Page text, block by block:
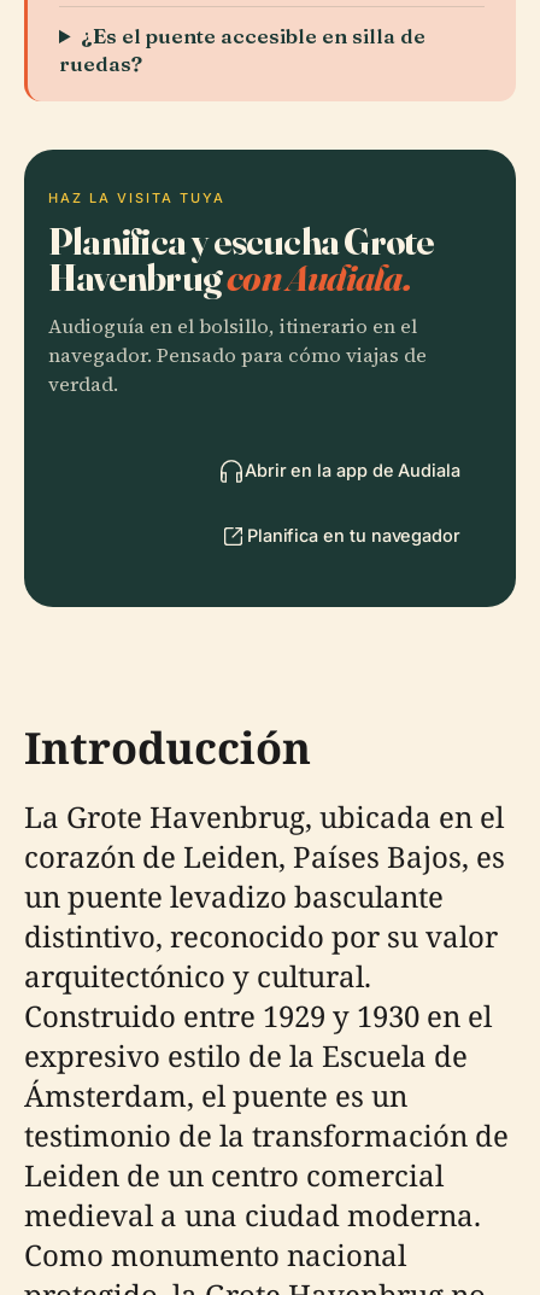
¿Es el puente accesible en silla de
ruedas?
HAZ LA VISITA TUYA
Planifica y escucha Grote
Havenbrugcon Audiala.
Audioguía en el bolsillo, itinerario en el
navegador. Pensado para cómo viajas de
verdad.
Abrir en la app de Audiala
Planifica en tu navegador
Introducción
La Grote Havenbrug, ubicada en el
corazón de Leiden, Países Bajos, es
un puente levadizo basculante
distintivo, reconocido por su valor
arquitectónico y cultural.
Construido entre 1929 y 1930 en el
expresivo estilo de la Escuela de
Ámsterdam, el puente es un
testimonio de la transformación de
Leiden de un centro comercial
medieval a una ciudad moderna.
Como monumento nacional